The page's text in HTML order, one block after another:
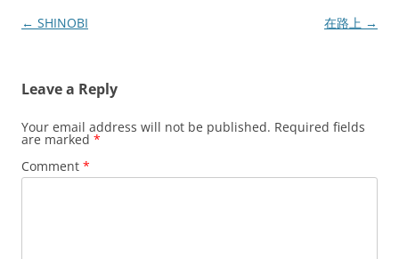
Post
← SHINOBI 在路上 →
Leave a Reply
Your email address will not be published. Required fields
are marked *
Comment *